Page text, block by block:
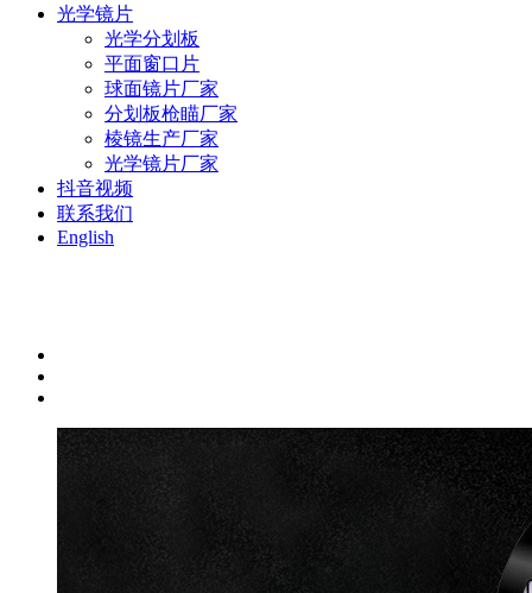
光学镜片
光学分划板
平面窗口片
球面镜片厂家
分划板枪瞄厂家
棱镜生产厂家
光学镜片厂家
抖音视频
联系我们
English